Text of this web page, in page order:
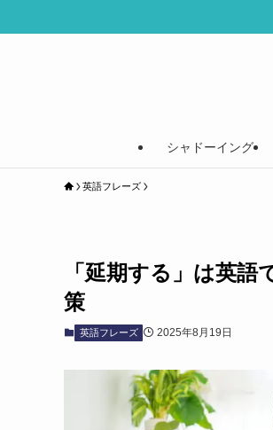
シャドーイング
英語フレーズ
「延期する」は英
策
英語フレーズ 2025年8月19日